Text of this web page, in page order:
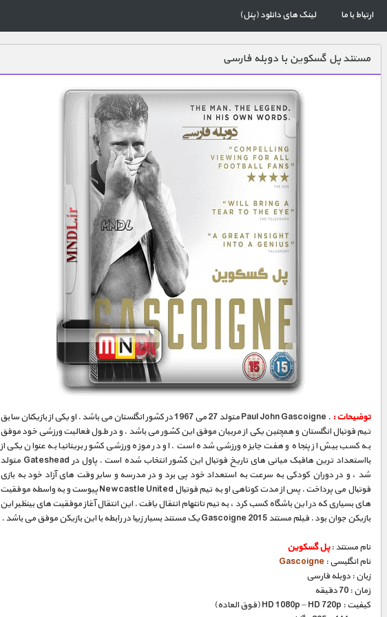
ارتباط با ما لینک های دانلود (پنل)
مستند پل گسکوین با دوبله فارسی
توضیحات :
. Paul John Gascoigne متولد 27 می 1967 در کشور انگلستان می باشد . او یکی از بازیکنان سابق
تیم فوتبال انگلستان و همچنین یکی از مربیان موفق این کشور می باشد . و در طول فعالیت ورزشی خود موفق
به کسب بیش از پنجاه و هفت جایزه ورزشی شده است . او در موزه ورزشی کشور بریتانیا به عنوان یکی از
بااستعداد ترین هافبک میانی های تاریخ فوتبال این کشور انتخاب شده است . پاول در Gateshead متولد
شد ، و در دوران کودکی به سرعت به استعداد خود پی برد و در مدرسه و سایر وقت های آزاد خود به بازی
فوتبال می پرداخت . پس از مدت کوتاهی او به تیم فوتبال Newcastle United پیوست و به واسطه موفقیت
های بسیاری که در این باشگاه کسب کرد ، به تیم تاتنهام انتقال یافت . این انتقال آغاز موفقیت های بینظیر این
بازیکن جوان بود . فیلم مستند Gascoigne 2015 یک مستند بسیار زیبا در رابطه با این بازیکن موفق می باشد .
نام مستند :پل گسکوین
نام انگلیسی : Gascoigne
زبان : دوبله فارسی
زمان : 70 دقیقه
کیفیت : HD 1080p – HD 720p (فوق العاده)